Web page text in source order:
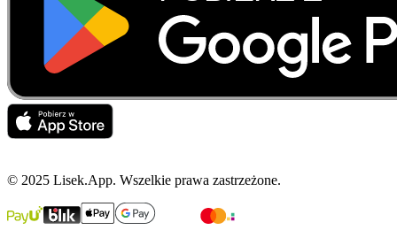
© 2025 Lisek.App. Wszelkie prawa zastrzeżone.